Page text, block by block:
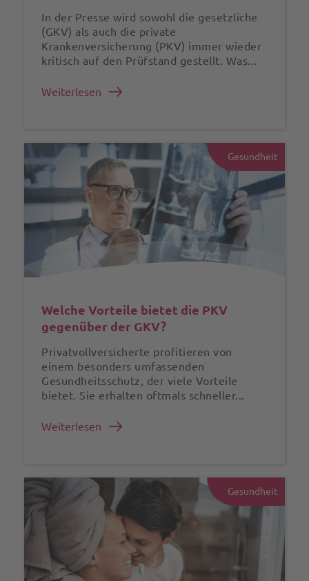
In der Presse wird sowohl die gesetzliche
(GKV) als auch die private
Krankenversicherung (PKV) immer wieder
kritisch auf den Prüfstand gestellt. Was...
Weiterlesen
Gesundheit
Welche Vorteile bietet die PKV
gegenüber der GKV?
Privatvollversicherte profitieren von
einem besonders umfassenden
Gesundheitsschutz, der viele Vorteile
bietet. Sie erhalten oftmals schneller...
Weiterlesen
Gesundheit